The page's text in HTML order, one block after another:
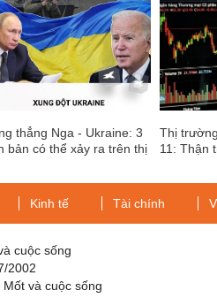
thẳng Nga - Ukraine: 3
bản có thể xảy ra trên thị
Thị
11: Thận
Kinh tế Tài chính
cuộc sống
2002
và cuộc sống